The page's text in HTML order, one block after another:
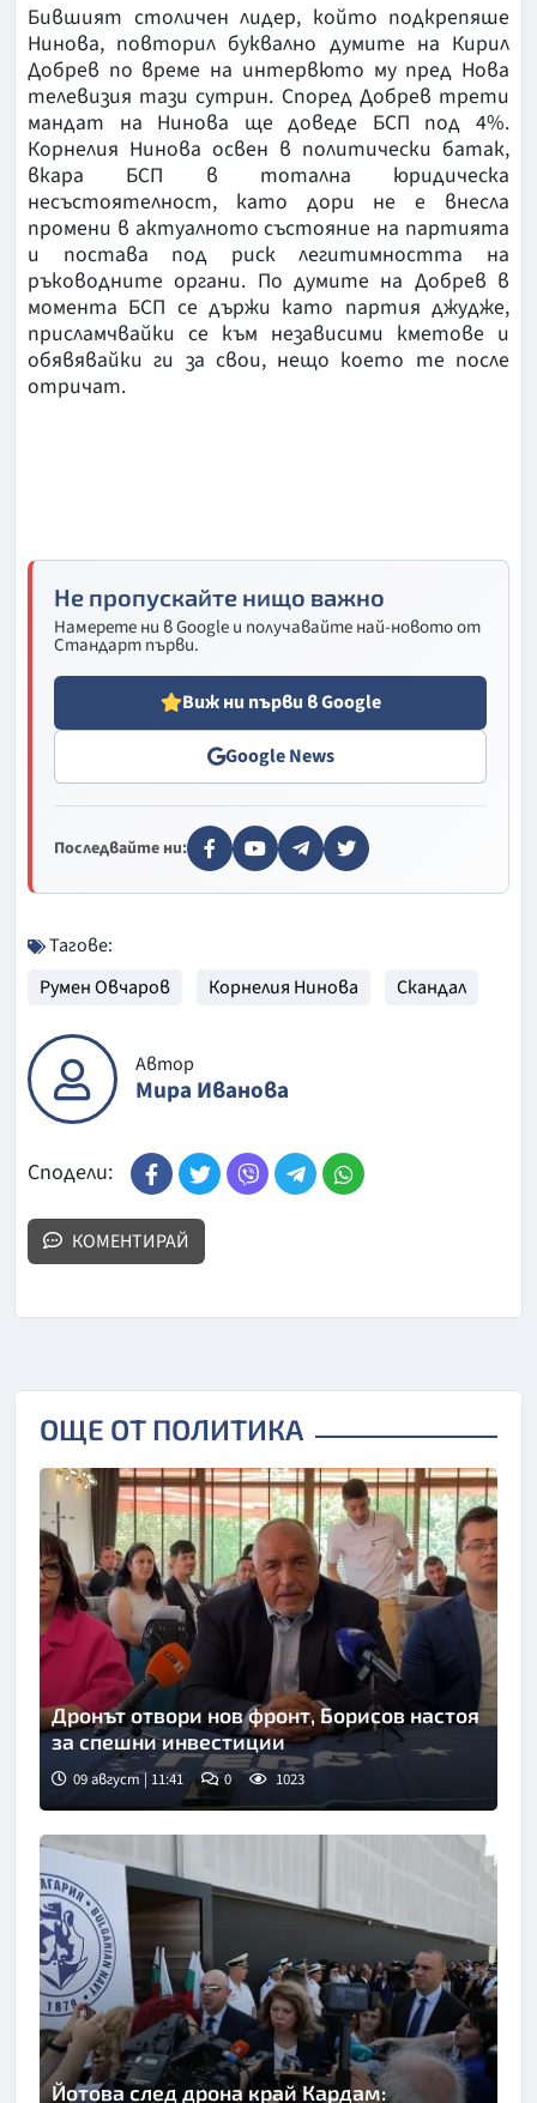
Бившият столичен лидер, който подкрепяше
Нинова, повторил буквално думите на Кирил
Добрев по време на интервюто му пред Нова
телевизия тази сутрин. Според Добрев трети
мандат на Нинова ще доведе БСП под 4%.
Корнелия Нинова освен в политически батак,
вкара БСП в тотална юридическа
несъстоятелност, като дори не е внесла
промени в актуалното състояние на партията
и постава под риск легитимността на
ръководните органи. По думите на Добрев в
момента БСП се държи като партия джудже,
присламчвайки се към независими кметове и
обявявайки ги за свои, нещо което те после
отричат.
Не пропускайте нищо важно
Намерете ни в Google и получавайте най-новото от
Стандарт първи.
Виж ни първи в Google
Google News
Последвайте ни:
Тагове:
Румен Овчаров
Корнелия Нинова Скандал
Автор
Мира Иванова
Сподели:
КОМЕНТИРАЙ
ОЩЕ ОТ ПОЛИТИКА
Дронът отвори нов фронт, Борисов настоя
за спешни инвестиции
09 август | 11:41 0 1023
Йотова след дрона край Кардам: